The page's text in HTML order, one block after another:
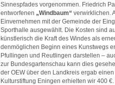
Sinnespfades vorgenommen. Friedrich
entworfenen „Windbaum“ verwirklichen.
Einvernehmen mit der Gemeinde der
Sporthalle ausgewählt. Die Kosten sind
künstlerisch die Kraft des Windes als
denmöglichen Beginn eines Kunstwegs
Pfullingen und Reutlingen darstellen –
zur Bundesgartenschau kann dies
der OEW über den Landkreis ergab
Kulturstiftung Eningen erhielten wir 400